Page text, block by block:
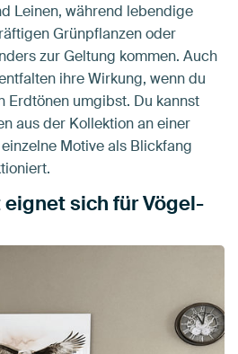
Leinen, während lebendige
Grünpflanzen oder
zur Geltung kommen. Auch
ihre Wirkung, wenn du
Erdtönen umgibst. Du kannst
aus der Kollektion an einer
Motive als Blickfang
sich für Vögel-